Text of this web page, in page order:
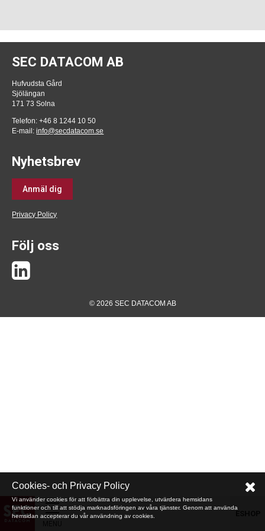
SEC DATACOM AB
Hufvudsta Gård
Sjölängan
171 73 Solna
Telefon: +46 8 1244 10 50
E-mail:info@secdatacom.se
Nyhetsbrev
Anmäl dig
Privacy Policy
Följ oss
© 2026 SEC DATACOM AB
Cookies- och Privacy Policy
Vi använder cookies för att förbättra din upplevelse, utvärdera hemsidans
funktioner och till att stödja marknadsföringen av våra tjänster. Genom att använda
hemsidan accepterar du vår användning av cookies.